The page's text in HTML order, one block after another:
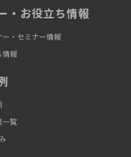
・お役立ち情報
ー・セミナー情報
情報
一覧